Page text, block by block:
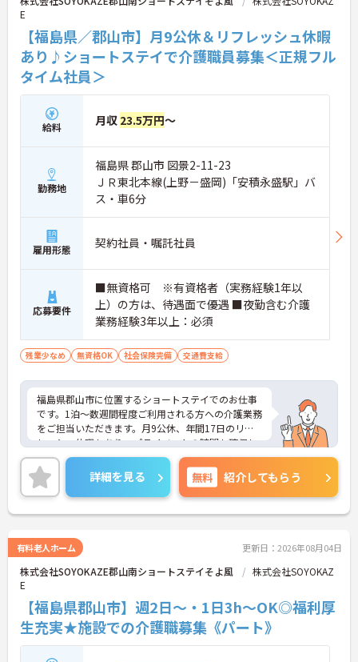
E
【福島県／郡山市】月9公休＆リフレッシュ休暇
あり♪ショートステイで介護職員募集＜正規フル
タイム社員＞
給料 月収 23.5万円～
勤務地
福島県 郡山市 図景2-11-23
ＪＲ東北本線(上野－盛岡)「安積永盛駅」バ
ス・車6分
雇用形態 契約社員・嘱託社員
応募要件
■無資格可 ※有資格者（実務経験1年以
上）の方は、待遇面で優遇 ■夜勤含む介護
業務経験3年以上：必須
残業少なめ 無資格OK 社会保険完備 交通費支給
福島県郡山市に位置するショートステイでのお仕事
です。1泊～数週間程度ご利用される方への介護業務
をご担当いただきます。月9公休、年間17日のリフ
レッシュ休暇もあり、プライベートの時間も確保し
やすいです。大手法人が母体で安定感も抜群です。
ご興味のある方には、面接対策ポイントなど、さら
に詳細をお話ししますのでお気軽にご相談くださ
い！
詳細を見る 無料 紹介してもらう
有料老人ホーム 更新日：2026年08月04日
株式会社SOYOKAZE郡山南ショートステイそよ風
株式会社SOYOKAZ
E
【福島県郡山市】週2日～・1日3h～OK◎福利厚
生充実★施設での介護職募集《パート》